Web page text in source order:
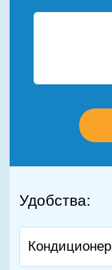
Удобства:
Кондиционер